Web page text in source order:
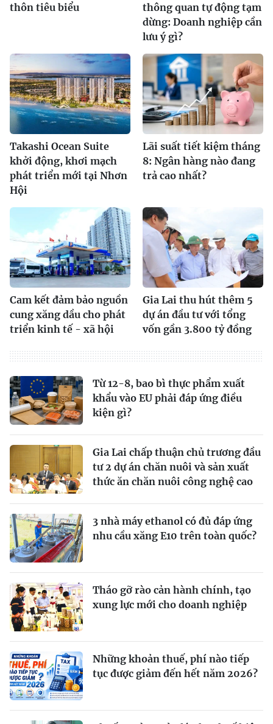
thôn tiêu biểu
thông quan tự động tạm
dừng: Doanh nghiệp cần
lưu ý gì?
Takashi Ocean Suite
khởi động, khơi mạch
phát triển mới tại Nhơn
Hội
Lãi suất tiết kiệm tháng
8: Ngân hàng nào đang
trả cao nhất?
Cam kết đảm bảo nguồn
cung xăng dầu cho phát
triển kinh tế - xã hội
Gia Lai thu hút thêm 5
dự án đầu tư với tổng
vốn gần 3.800 tỷ đồng
Từ 12-8, bao bì thực phẩm xuất
khẩu vào EU phải đáp ứng điều
kiện gì?
Gia Lai chấp thuận chủ trương đầu
tư 2 dự án chăn nuôi và sản xuất
thức ăn chăn nuôi công nghệ cao
3 nhà máy ethanol có đủ đáp ứng
nhu cầu xăng E10 trên toàn quốc?
Tháo gỡ rào cản hành chính, tạo
xung lực mới cho doanh nghiệp
Những khoản thuế, phí nào tiếp
tục được giảm đến hết năm 2026?